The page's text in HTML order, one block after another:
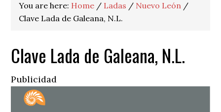
You are here: Home / Ladas / Nuevo León /
Clave Lada de Galeana, N.L.
Clave Lada de Galeana, N.L.
Publicidad